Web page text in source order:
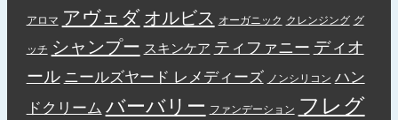
アロマ アヴェダ オルビス オーガニック クレンジング グ
ッチ シャンプー スキンケア ティファニー ディオ
ール ニールズヤード レメディーズ ノンシリコン ハン
ドクリーム バーバリー ファンデーション フレグ